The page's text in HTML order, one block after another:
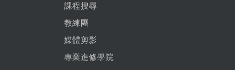
課程搜尋
教練團
媒體剪影
專業進修學院